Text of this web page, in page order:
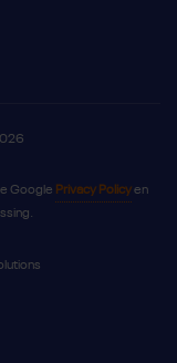
op Youtube
op
Google Privacy Policyen